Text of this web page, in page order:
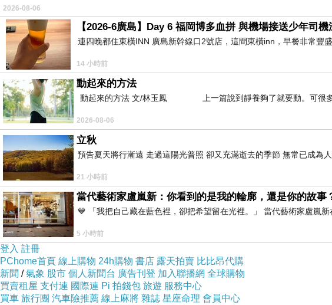
2026-08-06
【2026-6廣島】Day 6 福岡博多血拼 與機場接送少年司
連四晚都住東橫INN 廣島新幹線口2號店，這間東橫inn，早餐非常豐
14 小時前
動起來的方法
動起來的方法 文/林玉鳳 上一篇說到靜養夠了就要動。可很
2026-08-06
立秋
預告夏天將行漸遠 走過這陽光普照 卻又充滿逝去的季節 無常已成為
21 小時前
當代藝術家盧嵐新：你看到的是我的輪廓，還是你的故
💙 「我把自己藏在藍色裡，卻把希望留在光裡。」 當代藝術家盧嵐
5 小時前
登入 註冊
PChome首頁 線上購物 24h購物 書店 露天拍賣 比比昂代購
新聞 /氣象 股市 個人新聞台 廣告刊登 加入聯播網 全球購物
買賣租屋 支付連 國際連 Pi 拍錢包 旅遊 服務中心
買車 旅行團 汽車險推薦 線上麻將 雜誌 星座命理 會員中心